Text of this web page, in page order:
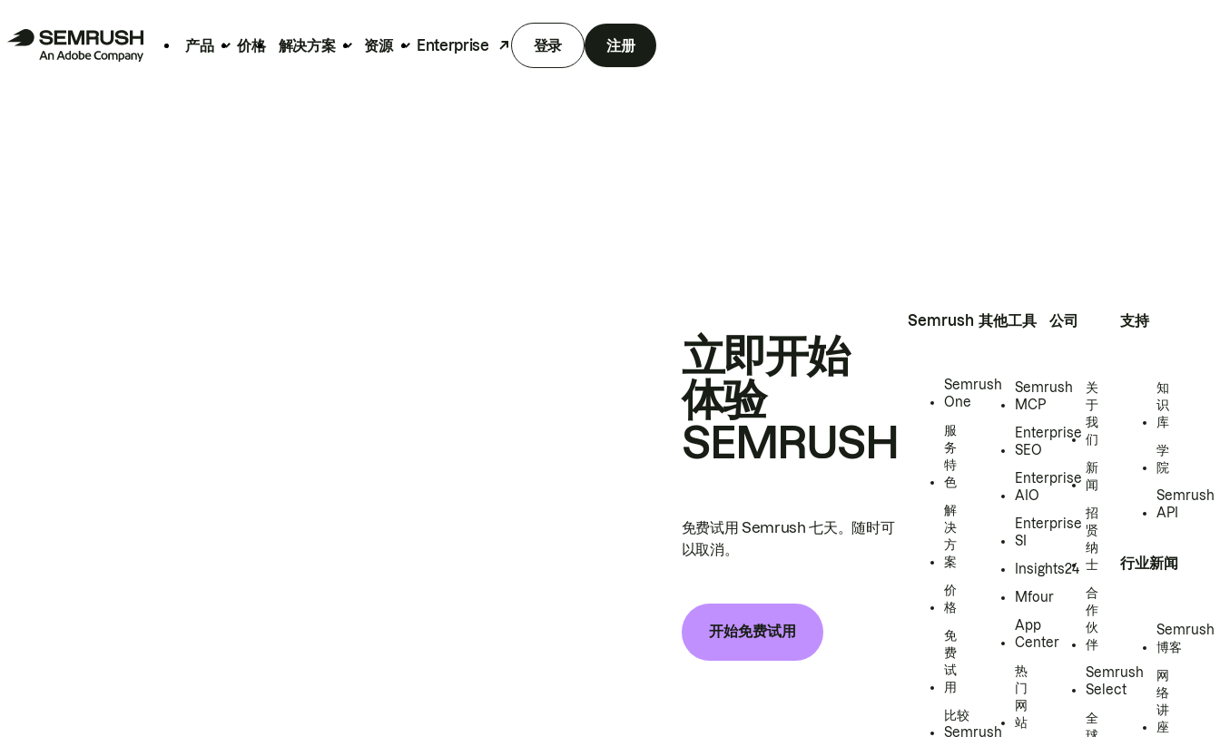
产品 价格 解决方案 资源 Enterprise 登录 注册
立即开始
体验
SEMRUSH
免费试用 Semrush 七天。随时可
以取消。
开始免费试用
Semrush
Semrush
One
服
务
特
色
解
决
方
案
价
格
免
费
试
用
比较
Semrush
其他工具
Semrush
MCP
Enterprise
SEO
Enterprise
AIO
Enterprise
SI
Insights24
Mfour
App
Center
热
门
网
站
公司
关
于
我
们
新
闻
招
贤
纳
士
合
作
伙
伴
Semrush
Select
全
支持
知
识
库
学
院
Semrush
API
行业新闻
Semrush
博客
网
络
讲
座